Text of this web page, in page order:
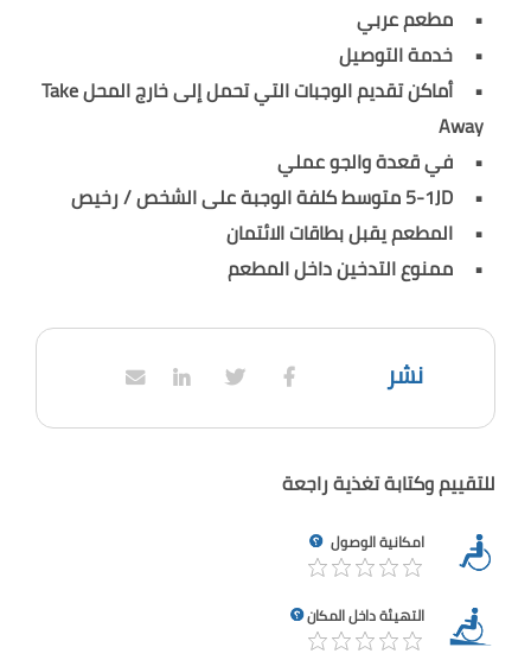
مطعم عربي
خدمة التوصيل
أماكن تقديم الوجبات التي تحمل إلى خارج المحل Take
Away
في قعدة والجو عملي
5-1JD متوسط كلفة الوجبة على الشخص / رخيص
المطعم يقبل بطاقات الائتمان
ممنوع التدخين داخل المطعم
نشر
للتقييم وكتابة تغذية راجعة
امكانية الوصول
التهيئة داخل المكان